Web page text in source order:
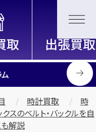
実績の買取専門店「買取大
時計買取
時
クスのベルト・バックルを自
解説